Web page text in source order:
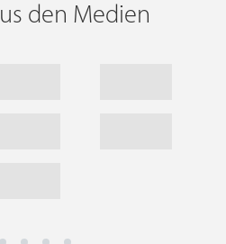
den Medien